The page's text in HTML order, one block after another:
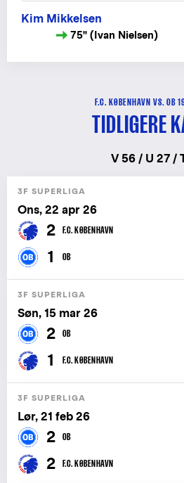
Kim Mikkelsen
75" (Ivan Nielsen)
F.C. KØBENHAVN VS. OB
TIDLIGERE
V 56 / U 27 /
3F SUPERLIGA
Ons, 22 apr 26
2 F.C. KØBENHAVN
1 OB
3F SUPERLIGA
Søn, 15 mar 26
2 OB
1 F.C. KØBENHAVN
3F SUPERLIGA
Lør, 21 feb 26
2 OB
2 F.C. KØBENHAVN